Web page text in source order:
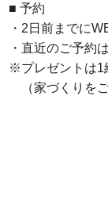
■ 予約
・2日前までに
・直近のご予約
※プレゼントは
（家づくりをご